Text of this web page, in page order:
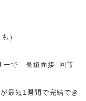
）
ーで、最短面接1回等
最短1週間で完結でき